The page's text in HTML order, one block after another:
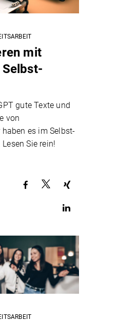
mit
Selbst-
gute Texte und
von
es im Selbst-
Sie rein!